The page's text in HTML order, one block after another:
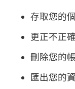
存取您的
更正不正
刪除您的
匯出您的